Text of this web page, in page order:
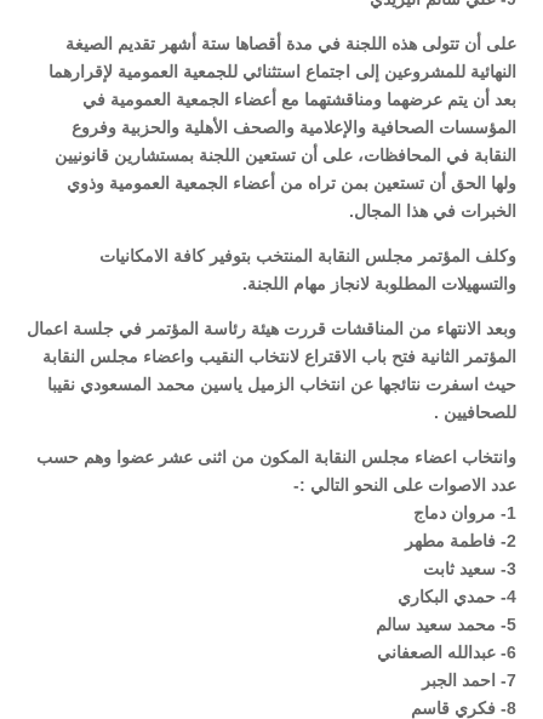
على أن تتولى هذه اللجنة في مدة أقصاها ستة أشهر تقديم الصيغة
النهائية للمشروعين إلى اجتماع استثنائي للجمعية العمومية لإقرارهما
بعد أن يتم عرضهما ومناقشتهما مع أعضاء الجمعية العمومية في
المؤسسات الصحافية والإعلامية والصحف الأهلية والحزبية وفروع
النقابة في المحافظات، على أن تستعين اللجنة بمستشارين قانونيين
ولها الحق أن تستعين بمن تراه من أعضاء الجمعية العمومية وذوي
الخبرات في هذا المجال.
وكلف المؤتمر مجلس النقابة المنتخب بتوفير كافة الامكانيات
والتسهيلات المطلوبة لانجاز مهام اللجنة.
وبعد الانتهاء من المناقشات قررت هيئة رئاسة المؤتمر في جلسة اعمال
المؤتمر الثانية فتح باب الاقتراع لانتخاب النقيب واعضاء مجلس النقابة
حيث اسفرت نتائجها عن انتخاب الزميل ياسين محمد المسعودي نقيبا
للصحافيين .
وانتخاب اعضاء مجلس النقابة المكون من اثنى عشر عضوا وهم حسب
عدد الاصوات على النحو التالي :-
1- مروان دماج
2- فاطمة مطهر
3- سعيد ثابت
4- حمدي البكاري
5- محمد سعيد سالم
6- عبدالله الصعفاني
7- احمد الجبر
8- فكري قاسم